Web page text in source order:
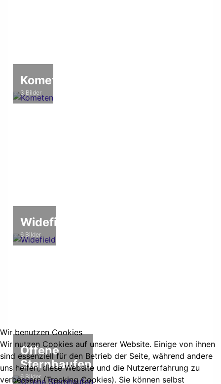
Kometen
3 Bilder
Widefield
6 Bilder
Offene
Sternhaufen
6 Bilder
Wir benutzen Cookies
Wir nutzen Cookies auf unserer Website. Einige von ihnen
sind essenziell für den Betrieb der Seite, während andere
uns helfen, diese Website und die Nutzererfahrung zu
verbessern (Tracking Cookies). Sie können selbst